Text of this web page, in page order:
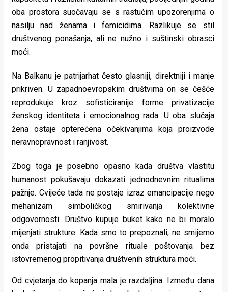
oba prostora suočavaju se s rastućim upozorenjima o
nasilju nad ženama i femicidima. Razlikuje se stil
društvenog ponašanja, ali ne nužno i suštinski obrasci
moći.
Na Balkanu je patrijarhat često glasniji, direktniji i manje
prikriven. U zapadnoevropskim društvima on se češće
reprodukuje kroz sofisticiranije forme privatizacije
ženskog identiteta i emocionalnog rada. U oba slučaja
žena ostaje opterećena očekivanjima koja proizvode
neravnopravnost i ranjivost.
Zbog toga je posebno opasno kada društva vlastitu
humanost pokušavaju dokazati jednodnevnim ritualima
pažnje. Cvijeće tada ne postaje izraz emancipacije nego
mehanizam simboličkog smirivanja kolektivne
odgovornosti. Društvo kupuje buket kako ne bi moralo
mijenjati strukture. Kada smo to prepoznali, ne smijemo
onda pristajati na površne rituale poštovanja bez
istovremenog propitivanja društvenih struktura moći.
Od cvjetanja do kopanja mala je razdaljina. Između dana